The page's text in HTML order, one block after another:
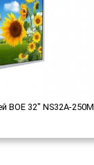
32" NS32A-250M